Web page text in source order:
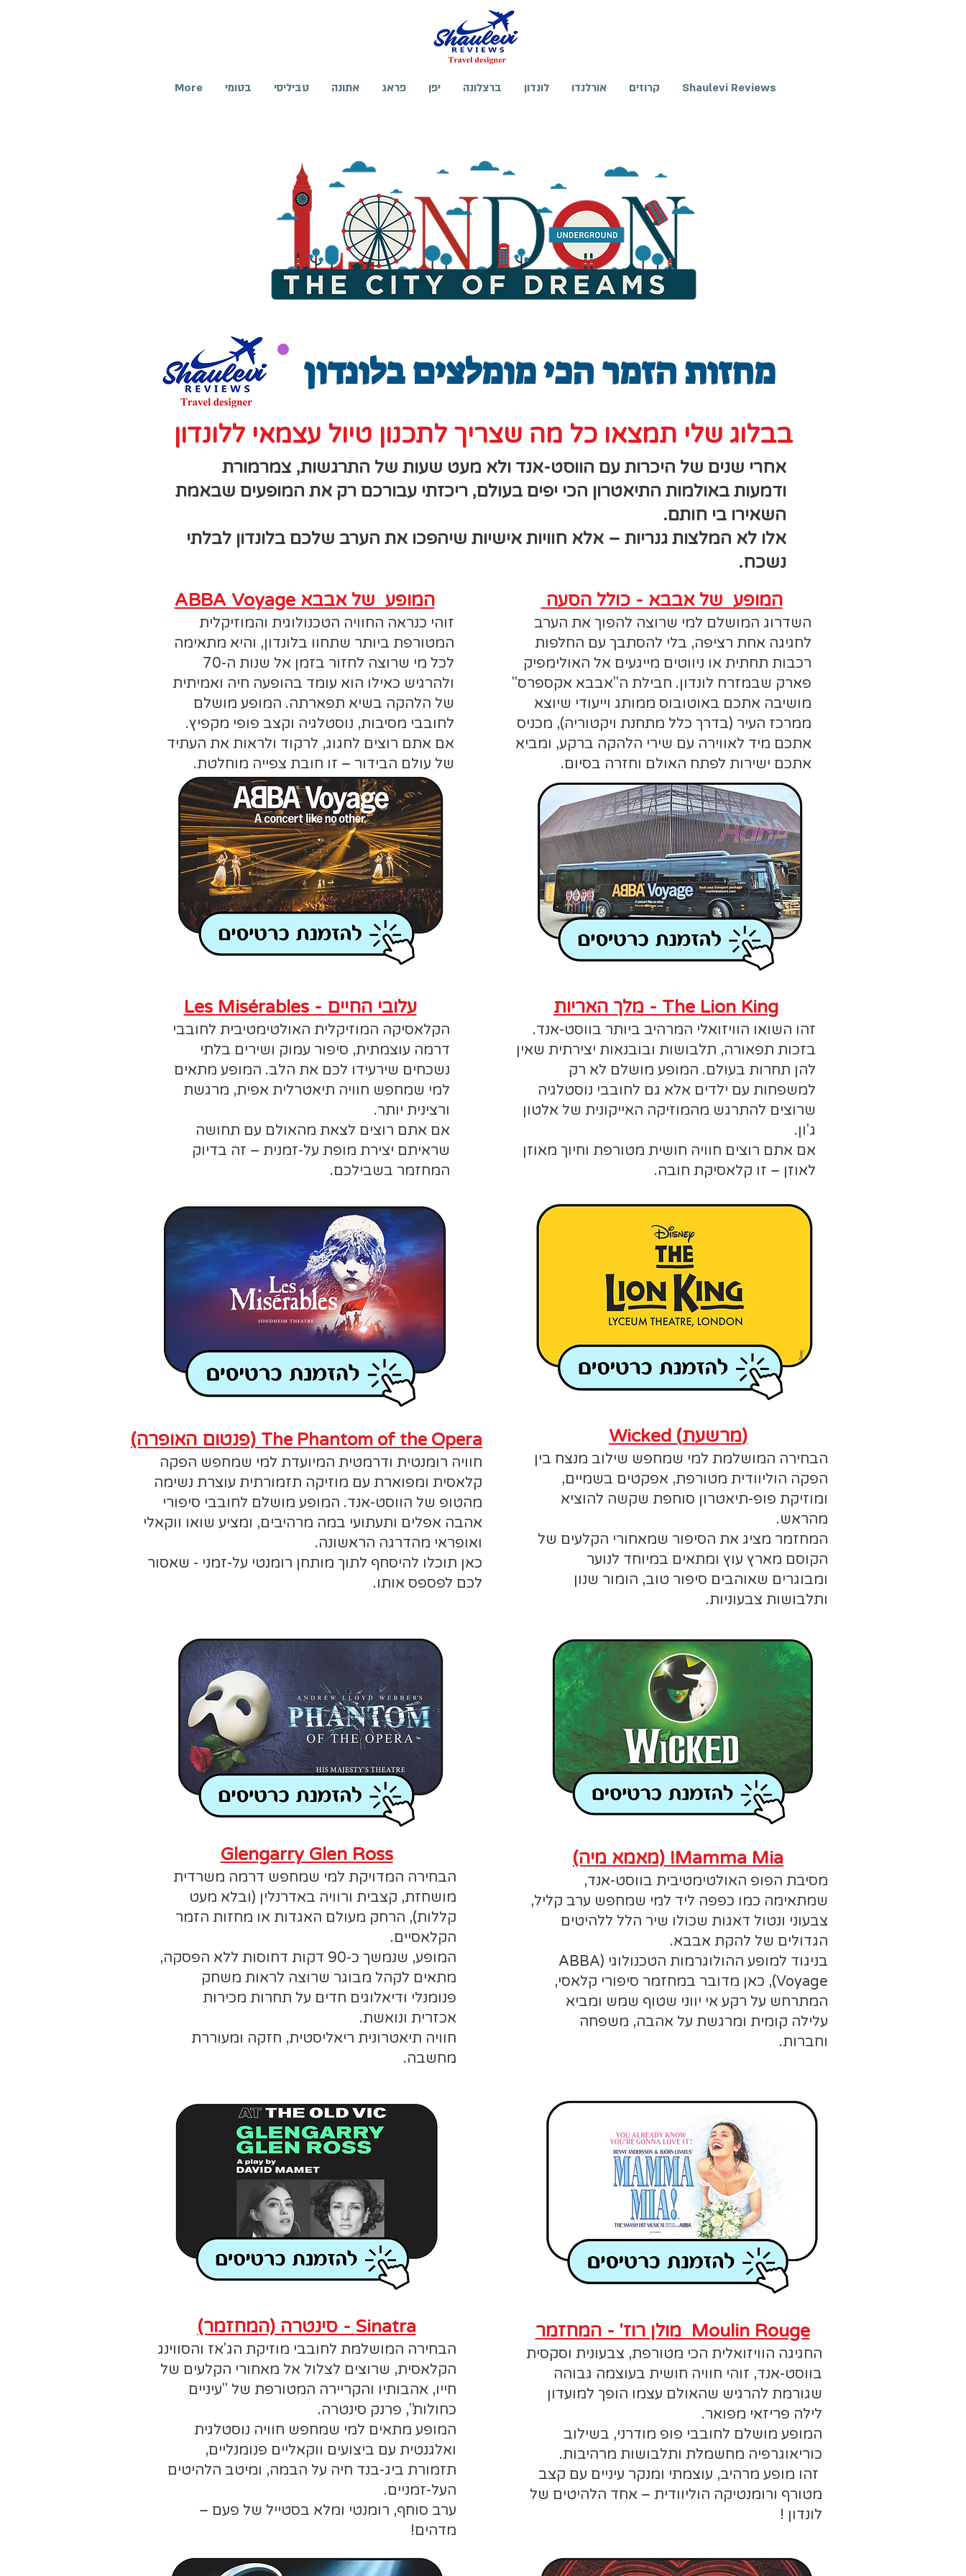
Shaulevi Reviews קרוזים אורלנדו לונדון ברצלונה יפן פראג אתונה טביליסי בטומי More
מחזות הזמר הכי מומלצים בלונדון
בבלוג שלי תמצאו כל מה שצריך לתכנון טיול עצמאי ללונדון
אחרי שנים של היכרות עם הווסט-אנד ולא מעט שעות של התרגשות, צמרמורת
ודמעות באולמות התיאטרון הכי יפים בעולם, ריכזתי עבורכם רק את המופעים שבאמת
השאירו בי חותם.
אלו לא המלצות גנריות – אלא חוויות אישיות שיהפכו את הערב שלכם בלונדון לבלתי
נשכח.
ABBA Voyage המופע של אבבא
זוהי כנראה החוויה הטכנולוגית והמוזיקלית
המטורפת ביותר שתחוו בלונדון, והיא מתאימה
לכל מי שרוצה לחזור בזמן אל שנות ה-70
ולהרגיש כאילו הוא עומד בהופעה חיה ואמיתית
של הלהקה בשיא תפארתה. המופע מושלם
לחובבי מסיבות, נוסטלגיה וקצב פופי מקפיץ.
אם אתם רוצים לחגוג, לרקוד ולראות את העתיד
של עולם הבידור – זו חובת צפייה מוחלטת.
המופע של אבבא - כולל הסעה
השדרוג המושלם למי שרוצה להפוך את הערב
לחגיגה אחת רציפה, בלי להסתבך עם החלפות
רכבות תחתית או ניווטים מייגעים אל האולימפיק
פארק שבמזרח לונדון. חבילת ה"אבבא אקספרס"
מושיבה אתכם באוטובוס ממותג וייעודי שיוצא
ממרכז העיר (בדרך כלל מתחנת ויקטוריה), מכניס
אתכם מיד לאווירה עם שירי הלהקה ברקע, ומביא
אתכם ישירות לפתח האולם וחזרה בסיום.
Les Misérables - עלובי החיים
הקלאסיקה המוזיקלית האולטימטיבית לחובבי
דרמה עוצמתית, סיפור עמוק ושירים בלתי
נשכחים שירעידו לכם את הלב. המופע מתאים
למי שמחפש חוויה תיאטרלית אפית, מרגשת
ורצינית יותר.
אם אתם רוצים לצאת מהאולם עם תחושה
שראיתם יצירת מופת על-זמנית – זה בדיוק
המחזמר בשבילכם.
The Lion King - מלך האריות
זהו השואו הוויזואלי המרהיב ביותר בווסט-אנד.
בזכות תפאורה, תלבושות ובובנאות יצירתית שאין
להן תחרות בעולם. המופע מושלם לא רק
למשפחות עם ילדים אלא גם לחובבי נוסטלגיה
שרוצים להתרגש מהמוזיקה האייקונית של אלטון
ג'ון.
אם אתם רוצים חוויה חושית מטורפת וחיוך מאוזן
לאוזן – זו קלאסיקת חובה.
The Phantom of the Opera (פנטום האופרה)
חוויה רומנטית ודרמטית המיועדת למי שמחפש הפקה
קלאסית ומפוארת עם מוזיקה תזמורתית עוצרת נשימה
מהטופ של הווסט-אנד. המופע מושלם לחובבי סיפורי
אהבה אפלים ותעתועי במה מרהיבים, ומציע שואו ווקאלי
ואופראי מהדרגה הראשונה.
כאן תוכלו ​להיסחף לתוך מותחן רומנטי על-זמני - שאסור
לכם לפספס אותו.
Wicked (מרשעת)
הבחירה המושלמת למי שמחפש שילוב מנצח בין
הפקה הוליוודית מטורפת, אפקטים בשמיים,
ומוזיקת פופ-תיאטרון סוחפת שקשה להוציא
מהראש.
המחזמר מציג את הסיפור שמאחורי הקלעים של
הקוסם מארץ עוץ ומתאים במיוחד לנוער
ומבוגרים שאוהבים סיפור טוב, הומור שנון
ותלבושות צבעוניות.
Glengarry Glen Ross
הבחירה המדויקת למי שמחפש דרמה משרדית
מושחזת, קצבית ורוויה באדרנלין (ובלא מעט
קללות), הרחק מעולם האגדות או מחזות הזמר
הקלאסיים.
המופע, שנמשך כ-90 דקות דחוסות ללא הפסקה,
מתאים לקהל מבוגר שרוצה לראות משחק
פנומנלי ודיאלוגים חדים על תחרות מכירות
אכזרית ונואשת.
חוויה תיאטרונית ריאליסטית, חזקה ומעוררת
מחשבה.
Mamma Mia! (מאמא מיה)
מסיבת הפופ האולטימטיבית בווסט-אנד,
שמתאימה כמו כפפה ליד למי שמחפש ערב קליל,
צבעוני ונטול דאגות שכולו שיר הלל ללהיטים
הגדולים של להקת אבבא.
בניגוד למופע ההולוגרמות הטכנולוגי (ABBA
Voyage), כאן מדובר במחזמר סיפורי קלאסי,
המתרחש על רקע אי יווני שטוף שמש ומביא
עלילה קומית ומרגשת על אהבה, משפחה
וחברות.
Sinatra - סינטרה (המחזמר)
הבחירה המושלמת לחובבי מוזיקת הג'אז והסווינג
הקלאסית, שרוצים לצלול אל מאחורי הקלעים של
חייו, אהבותיו והקריירה המטורפת של "עיניים
כחולות", פרנק סינטרה.
המופע מתאים למי שמחפש חוויה נוסטלגית
ואלגנטית עם ביצועים ווקאליים פנומנליים,
תזמורת ביג-בנד חיה על הבמה, ומיטב הלהיטים
העל-זמניים.
ערב סוחף, רומנטי ומלא בסטייל של פעם –
מדהים!
Moulin Rouge מולן רוז' - המחזמר
החגיגה הוויזואלית הכי מטורפת, צבעונית וסקסית
בווסט-אנד, זוהי חוויה חושית בעוצמה גבוהה
שגורמת להרגיש שהאולם עצמו הופך למועדון
לילה פריזאי מפואר.
המופע מושלם לחובבי פופ מודרני, בשילוב
כוריאוגרפיה מחשמלת ותלבושות מרהיבות.
זהו מופע מרהיב, עוצמתי ומנקר עיניים עם קצב
מטורף ורומנטיקה הוליוודית – אחד הלהיטים של
לונדון !